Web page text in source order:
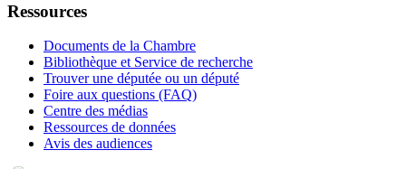
Ressources
Documents de la Chambre
Bibliothèque et Service de recherche
Trouver une députée ou un député
Foire aux questions (FAQ)
Centre des médias
Ressources de données
Avis des audiences